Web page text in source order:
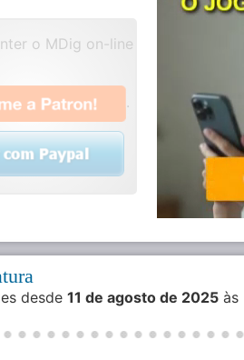
o MDig on-line
.
desde 11 de agosto de 2025 às